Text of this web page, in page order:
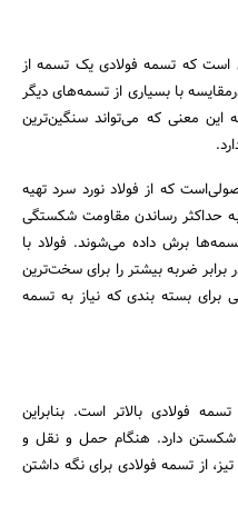
است که تسمه فولادی یک تسمه از
با بسیاری از تسمه‌های دیگر
این معنی که می‌تواند سنگین‌ترین
که از فولاد نورد سرد تهیه
حداکثر رساندن مقاومت شکستگی
برش داده می‌شوند. فولاد با
ضربه بیشتر را برای سخت‌ترین
برای بسته بندی که نیاز به تسمه
فولادی بالاتر است. بنابراین
شکستن دارد. هنگام حمل و نقل و
از تسمه فولادی برای نگه داشتن